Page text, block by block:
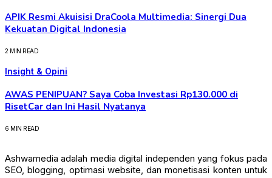
APIK Resmi Akuisisi DraCoola Multimedia: Sinergi Dua
Kekuatan Digital Indonesia
2 MIN READ
Insight & Opini
AWAS PENIPUAN? Saya Coba Investasi Rp130.000 di
RisetCar dan Ini Hasil Nyatanya
6 MIN READ
Ashwamedia adalah media digital independen yang fokus pada
SEO, blogging, optimasi website, dan monetisasi konten untuk